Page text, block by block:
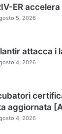
ER
5, 2026
attacca i
4, 2026
aggiornata
4, 2026